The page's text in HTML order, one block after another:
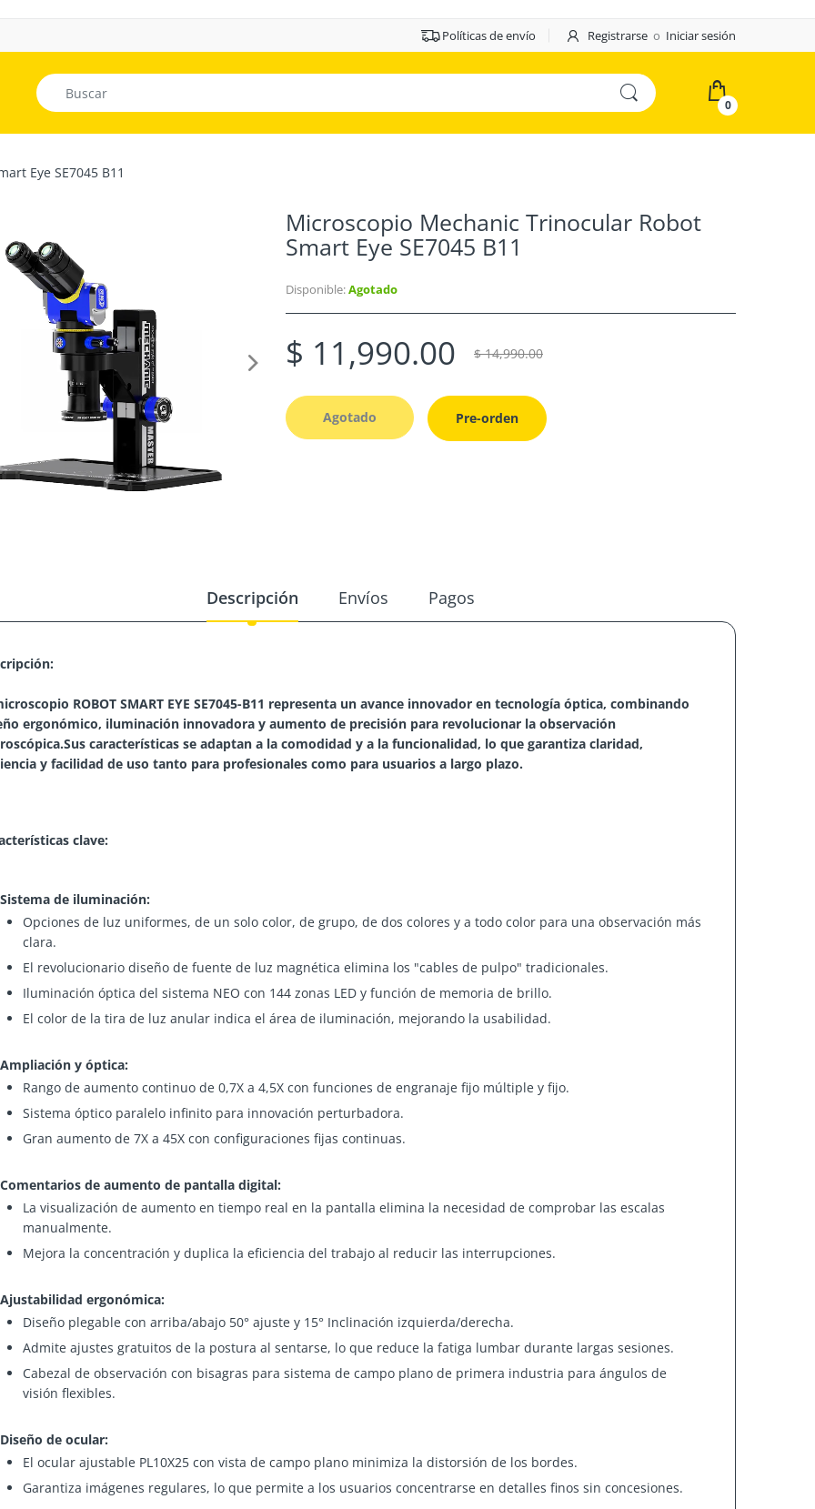
Políticas de envío Registrarse o Iniciar sesión
0
Eye SE7045 B11
Microscopio Mechanic Trinocular Robot
Smart Eye SE7045 B11
Disponible:Agotado
$ 11,990.00 $ 14,990.00
Agotado Pre-orden
Descripción Envíos Pagos
ROBOT SMART EYE SE7045-B11 representa un avance innovador en tecnología óptica, combinando
ergonómico, iluminación innovadora y aumento de precisión para revolucionar la observación
características se adaptan a la comodidad y a la funcionalidad, lo que garantiza claridad,
y facilidad de uso tanto para profesionales como para usuarios a largo plazo.
clave:
Sistema de iluminación:
Opciones de luz uniformes, de un solo color, de grupo, de dos colores y a todo color para una observación más
clara.
El revolucionario diseño de fuente de luz magnética elimina los "cables de pulpo" tradicionales.
Iluminación óptica del sistema NEO con 144 zonas LED y función de memoria de brillo.
El color de la tira de luz anular indica el área de iluminación, mejorando la usabilidad.
Ampliación y óptica:
Rango de aumento continuo de 0,7X a 4,5X con funciones de engranaje fijo múltiple y fijo.
Sistema óptico paralelo infinito para innovación perturbadora.
Gran aumento de 7X a 45X con configuraciones fijas continuas.
Comentarios de aumento de pantalla digital:
La visualización de aumento en tiempo real en la pantalla elimina la necesidad de comprobar las escalas
manualmente.
Mejora la concentración y duplica la eficiencia del trabajo al reducir las interrupciones.
Ajustabilidad ergonómica:
Diseño plegable con arriba/abajo 50° ajuste y 15° Inclinación izquierda/derecha.
Admite ajustes gratuitos de la postura al sentarse, lo que reduce la fatiga lumbar durante largas sesiones.
Cabezal de observación con bisagras para sistema de campo plano de primera industria para ángulos de
visión flexibles.
Diseño de ocular:
El ocular ajustable PL10X25 con vista de campo plano minimiza la distorsión de los bordes.
Garantiza imágenes regulares, lo que permite a los usuarios concentrarse en detalles finos sin concesiones.